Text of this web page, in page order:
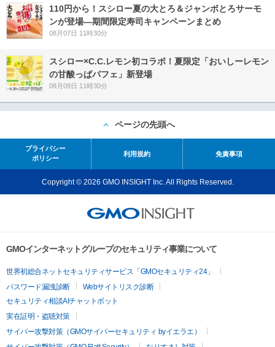
110円から！スシロー夏の大とろ＆ジャンボとろサーモ
ンが登場―期間限定寿司キャンペーンまとめ
08月07日 11時30分
スシロー×C.C.レモン初コラボ！夏限定「おいしーレモン
の甘酸っぱパフェ」新登場
08月09日 11時30分
ページの先頭へ
プライバシー
ポリシー
利用規約 免責事項
Copyright © 2026 GMO INSIGHT Inc. All Rights Reserved.
GMOインターネットグループのセキュリティ事業について
世界初総合ネットセキュリティサービス「GMOセキュリティ24」
パスワード漏洩診断
Webサイトリスク診断
セキュリティ相談AIチャットボット
実在証明・盗聴対策
サイバー攻撃対策（GMOサイバーセキュリティ byイエラエ）